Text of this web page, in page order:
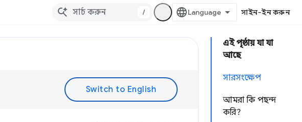
/ সাইন-ইন করুন
এই পৃষ্ঠায় যা যা
আছে
সারসংক্ষেপ
আমরা কি পছন্দ
করি?